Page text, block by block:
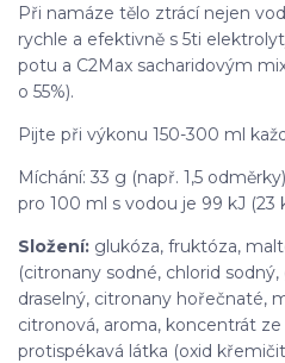
Při namáze tělo ztrácí nejen
rychle a efektivně s 5ti
potu a C2Max sacharidovým
o 55%).
Pijte při výkonu 150-300 ml
Míchání: 33 g (např. 1,5
pro 100 ml s vodou je 99 kJ (23
Složení: glukóza, fruktóza,
(citronany sodné, chlorid
draselný, citronany hořečnaté,
citronová, aroma, koncentrát
protispékavá látka (oxid